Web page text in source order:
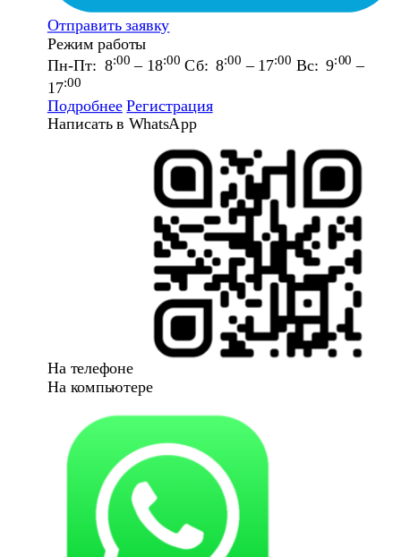
Отправить заявку
Режим работы
Пн-Пт: 8:00 – 18:00 Сб: 8:00 – 17:00 Вс: 9:00 –
17:00
Подробнее Регистрация
Написать в WhatsApp
На телефоне
На компьютере